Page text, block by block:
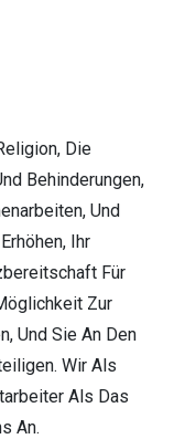
Die
Behinderungen,
Und
Ihr
Für
Zur
Und Sie An Den
Wir Als
Als Das
An.